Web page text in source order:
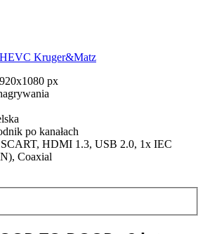
Kruger&Matz
px
po kanałach
HDMI 1.3, USB 2.0, 1x IEC
Coaxial